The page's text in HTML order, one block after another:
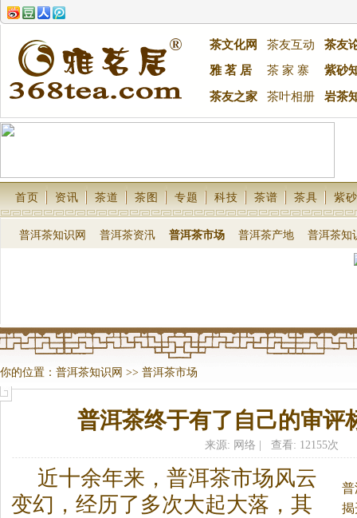
茶文化网 茶友互动
茶友
雅 茗 居
茶 家 寨 紫砂
茶友之家 茶叶相册 岩茶
首页 资讯 茶道 茶图 专题 科技 茶谱 茶具 紫砂
普洱茶知识网 普洱茶资汛 普洱茶市场 普洱茶产地 普洱茶知
你的位置： 普洱茶知识网 >> 普洱茶市场
普洱茶终于有了自己的审评
来源: 网络 | 查看: 12155次
近十余年来， 普洱茶市场风云
变幻，经历了多次大起大落，其